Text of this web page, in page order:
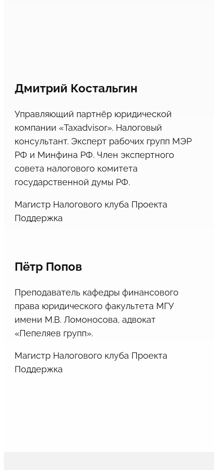
Дмитрий Костальгин
Управляющий партнёр юридической
компании «Taxadvisor». Налоговый
консультант. Эксперт рабочих групп МЭР
РФ и Минфина РФ. Член экспертного
совета налогового комитета
государственной думы РФ.
Магистр Налогового клуба Проекта
Поддержка
Пётр Попов
Преподаватель кафедры финансового
права юридического факультета МГУ
имени М.В. Ломоносова, адвокат
«Пепеляев групп».
Магистр Налогового клуба Проекта
Поддержка